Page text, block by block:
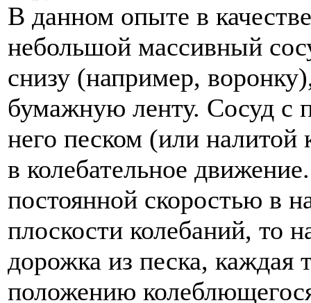
В данном опыте в
небольшой массивный
снизу (например,
бумажную ленту. Сосуд с
него песком (или
в колебательное
постоянной скоростью в
плоскости колебаний, то
дорожка из песка, каждая
положению